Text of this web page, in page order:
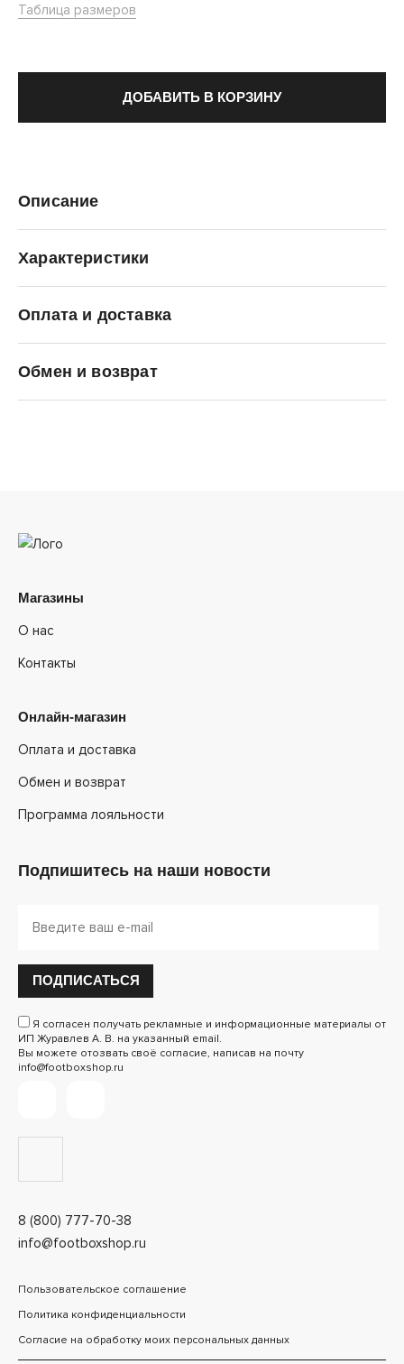
Таблица размеров
ДОБАВИТЬ В КОРЗИНУ
Описание
Характеристики
Оплата и доставка
Обмен и возврат
8 (800) 777-70-38
info@footboxshop.ru
Магазины
О нас
Контакты
Онлайн-магазин
Оплата и доставка
Обмен и возврат
Программа лояльности
Подпишитесь на наши новости
ПОДПИСАТЬСЯ
Я согласен получать рекламные и информационные материалы от
ИП Журавлев А. В. на указанный email.
Вы можете отозвать своё согласие, написав на почту
info@footboxshop.ru
Пользовательское соглашение
Политика конфиденциальности
Согласие на обработку моих персональных данных